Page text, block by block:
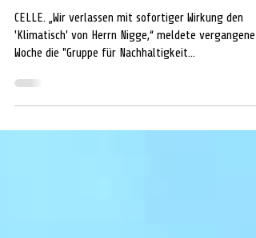
Ratsgruppe verspielt Einfluss auf
Verwaltung"
CELLE. „Wir verlassen mit sofortiger Wirkung den
'Klimatisch' von Herrn Nigge,“ meldete vergangene